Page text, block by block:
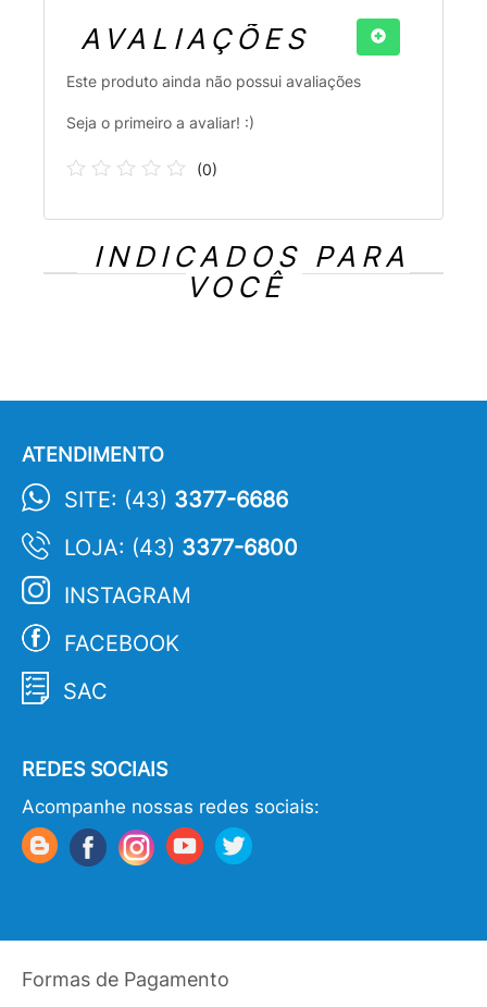
AVALIAÇÕES
Este produto ainda não possui avaliações
Seja o primeiro a avaliar! :)
(0)
INDICADOS PARA
VOCÊ
ATENDIMENTO
SITE: (43) 3377-6686
LOJA: (43) 3377-6800
INSTAGRAM
FACEBOOK
SAC
REDES SOCIAIS
Acompanhe nossas redes sociais:
Formas de Pagamento